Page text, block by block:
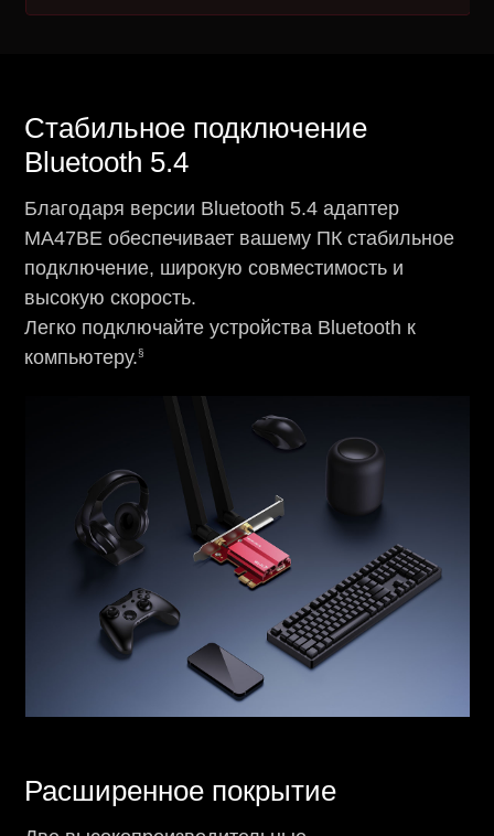
Стабильное подключение
Bluetooth 5.4
Благодаря версии Bluetooth 5.4 адаптер
MA47BE обеспечивает вашему ПК стабильное
подключение, широкую совместимость и
высокую скорость.
Легко подключайте устройства Bluetooth к
компьютеру.§
Расширенное покрытие